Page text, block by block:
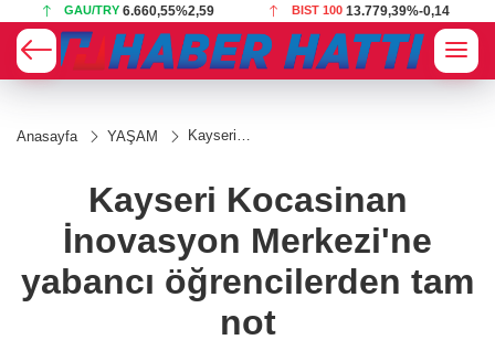
GAU/TRY 6.660,55%2,59 BIST 100 13.779,39%-0,14
Anasayfa YAŞAM
Kayseri
Merkezi'ne
yabancı
tam not
Kayseri Kocasinan
İnovasyon Merkezi'ne
yabancı öğrencilerden tam
not